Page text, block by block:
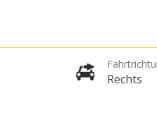
Rechts